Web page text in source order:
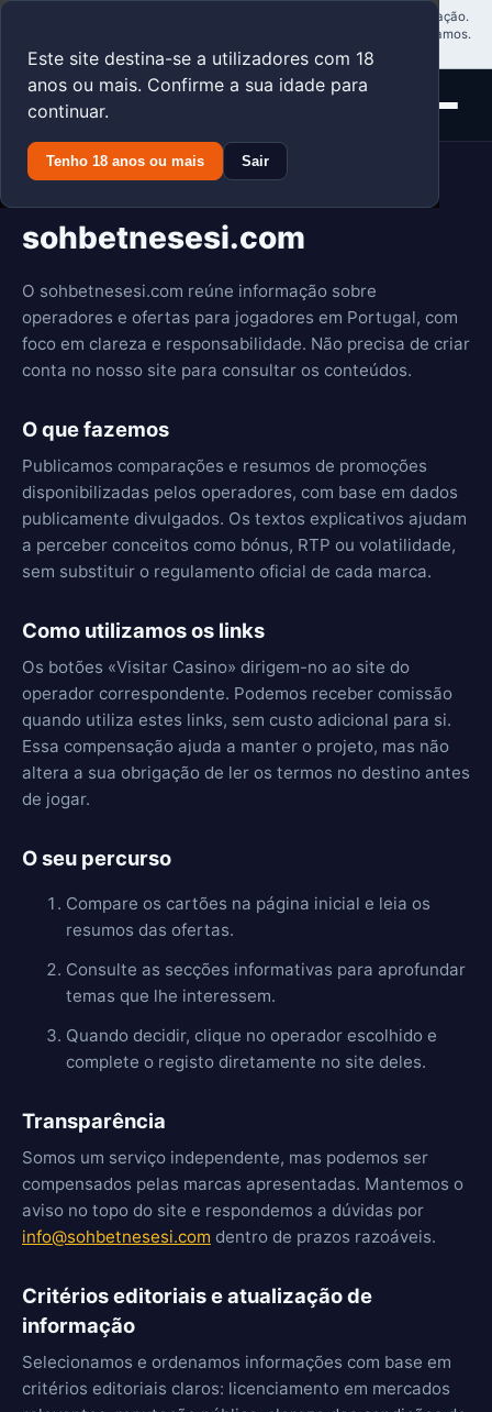
Aviso: Somos um serviço independente e gratuito de nomes e informação.
Podemos receber compensação das empresas cujos produtos analisamos.
Apenas para maiores de 18 anos. Jogue com responsabilidade.
Como funciona o
sohbetnesesi.com
O sohbetnesesi.com reúne informação sobre
operadores e ofertas para jogadores em Portugal, com
foco em clareza e responsabilidade. Não precisa de criar
conta no nosso site para consultar os conteúdos.
O que fazemos
Publicamos comparações e resumos de promoções
disponibilizadas pelos operadores, com base em dados
publicamente divulgados. Os textos explicativos ajudam
a perceber conceitos como bónus, RTP ou volatilidade,
sem substituir o regulamento oficial de cada marca.
Como utilizamos os links
Os botões «Visitar Casino» dirigem-no ao site do
operador correspondente. Podemos receber comissão
quando utiliza estes links, sem custo adicional para si.
Essa compensação ajuda a manter o projeto, mas não
altera a sua obrigação de ler os termos no destino antes
de jogar.
O seu percurso
Compare os cartões na página inicial e leia os
resumos das ofertas.
Consulte as secções informativas para aprofundar
temas que lhe interessem.
Quando decidir, clique no operador escolhido e
complete o registo diretamente no site deles.
Transparência
Somos um serviço independente, mas podemos ser
compensados pelas marcas apresentadas. Mantemos o
aviso no topo do site e respondemos a dúvidas por
info@sohbetnesesi.com dentro de prazos razoáveis.
Critérios editoriais e atualização de
informação
Selecionamos e ordenamos informações com base em
critérios editoriais claros: licenciamento em mercados
Este site destina-se a utilizadores com 18
anos ou mais. Confirme a sua idade para
continuar.
Tenho 18 anos ou mais Sair